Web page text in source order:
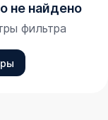
не найдено
фильтра